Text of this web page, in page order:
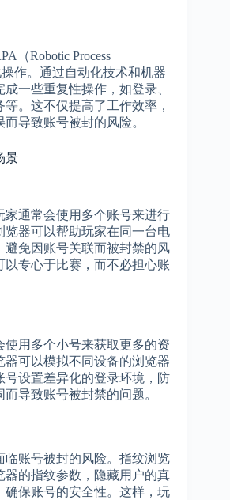
（Robotic Process
作。通过自动化技术和机器
成一些重复性操作，如登录、
。这不仅提高了工作效率，
导致账号被封的风险。
景
家通常会使用多个账号来进行
览器可以帮助玩家在同一台电
避免因账号关联而被封禁的风
以专心于比赛，而不必担心账
使用多个小号来获取更多的资
器可以模拟不同设备的浏览器
号设置差异化的登录环境，防
导致账号被封禁的问题。
临账号被封的风险。指纹浏览
器的指纹参数，隐藏用户的真
确保账号的安全性。这样，玩